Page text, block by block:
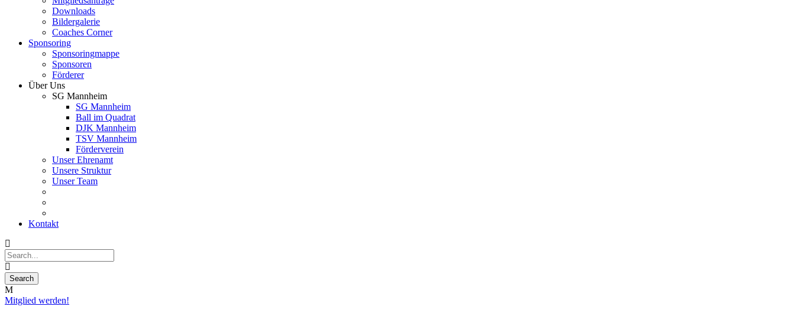
Downloads
Bildergalerie
Coaches Corner
Sponsoring
Sponsoringmappe
Sponsoren
Förderer
Über Uns
SG Mannheim
SG Mannheim
Ball im Quadrat
DJK Mannheim
TSV Mannheim
Förderverein
Unser Ehrenamt
Unsere Struktur
Unser Team
Kontakt
Mitglied werden!